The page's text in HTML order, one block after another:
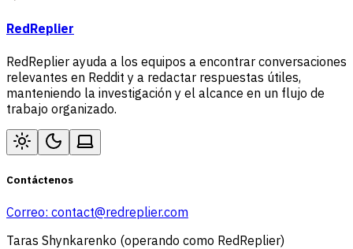
RedReplier
RedReplier ayuda a los equipos a encontrar conversaciones
relevantes en Reddit y a redactar respuestas útiles,
manteniendo la investigación y el alcance en un flujo de
trabajo organizado.
Contáctenos
Correo: contact@redreplier.com
Taras Shynkarenko (operando como RedReplier)